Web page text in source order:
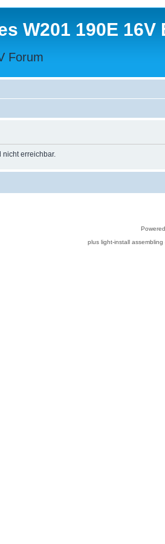
W201 190E 16V
Forum
nicht erreichbar.
plus light-install